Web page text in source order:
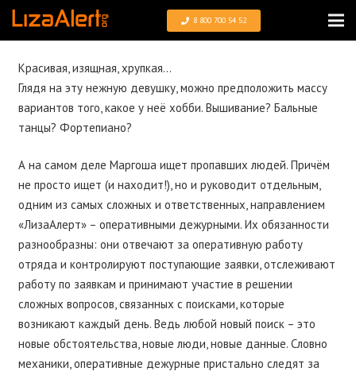
8 800 700 54 52
Красивая, изящная, хрупкая…
Глядя на эту нежную девушку, можно предположить массу
вариантов того, какое у неё хобби. Вышивание? Бальные
танцы? Фортепиано?
А на самом деле Маргоша ищет пропавших людей. Причём
не просто ищет (и находит!), но и руководит отдельным,
одним из самых сложных и ответственных, направлением
«ЛизаАлерт» – оперативными дежурными. Их обязанности
разнообразны: они отвечают за оперативную работу
отряда и контролируют поступающие заявки, отслеживают
работу по заявкам и принимают участие в решении
сложных вопросов, связанных с поисками, которые
возникают каждый день. Ведь любой новый поиск – это
новые обстоятельства, новые люди, новые данные. Словно
механики, оперативные дежурные пристально следят за